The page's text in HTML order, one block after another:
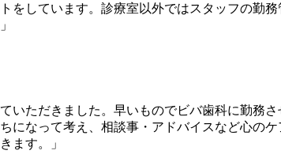
をしています。診療室以外ではスタッフの勤
いただきました。早いものでビバ歯科に勤務
なって考え、相談事・アドバイスなど心の
ます。」